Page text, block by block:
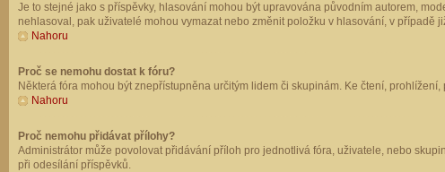
Je to stejné jako s příspěvky, hlasování mohou být upravována původním autorem,
nehlasoval, pak uživatelé mohou vymazat nebo změnit položku v hlasování, v
Nahoru
Proč se nemohu dostat k fóru?
Některá fóra mohou být znepřístupněna určitým lidem či skupinám. Ke čtení,
Nahoru
Proč nemohu přidávat přílohy?
Administrátor může povolovat přidávání příloh pro jednotlivá fóra, uživatele, nebo
při odesílání příspěvků.